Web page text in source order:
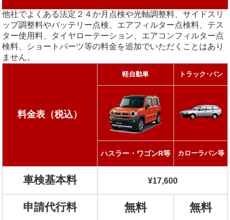
他社でよくある法定２４か月点検や光軸調整料、サイドスリ
ップ調整料やバッテリー点検、エアフィルター点検料、テス
ター使用料、タイヤローテーション、エアコンフィルター点
検料、ショートパーツ等の料金を追加でいただくことはあり
ません。
料金表（税込）
軽自動車 トラック･バン
ハスラー・ワゴンR等 カローラバン等
車検基本料 ¥17,600
申請代行料 無料 無料